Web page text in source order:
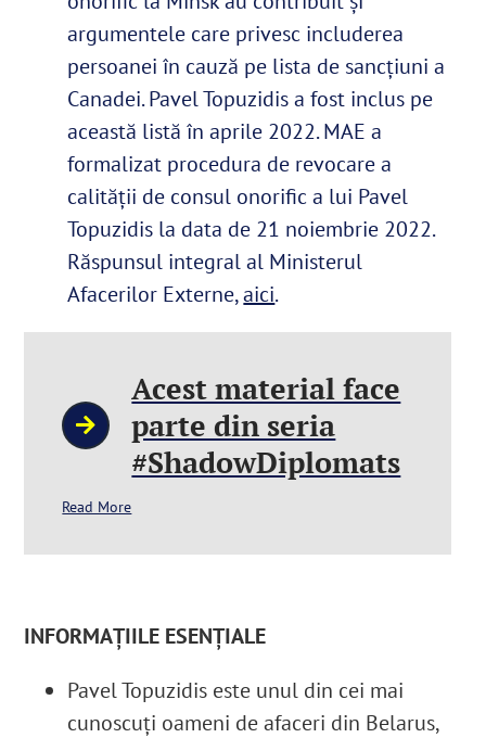
argumentele care privesc includerea
persoanei în cauză pe lista de sancțiuni a
Canadei. Pavel Topuzidis a fost inclus pe
această listă în aprile 2022. MAE a
formalizat procedura de revocare a
calității de consul onorific a lui Pavel
Topuzidis la data de 21 noiembrie 2022.
Răspunsul integral al Ministerul
Afacerilor Externe,aici.
Acest material face
parte din seria
#ShadowDiplomats
Read More
INFORMAȚIILE ESENȚIALE
Pavel Topuzidis este unul din cei mai
cunoscuți oameni de afaceri din Belarus,